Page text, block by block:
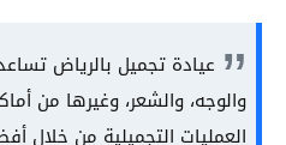
عيادة تجميل بالرياض
والوجه، والشعر، وغيرها من
العمليات التجميلية من خلال